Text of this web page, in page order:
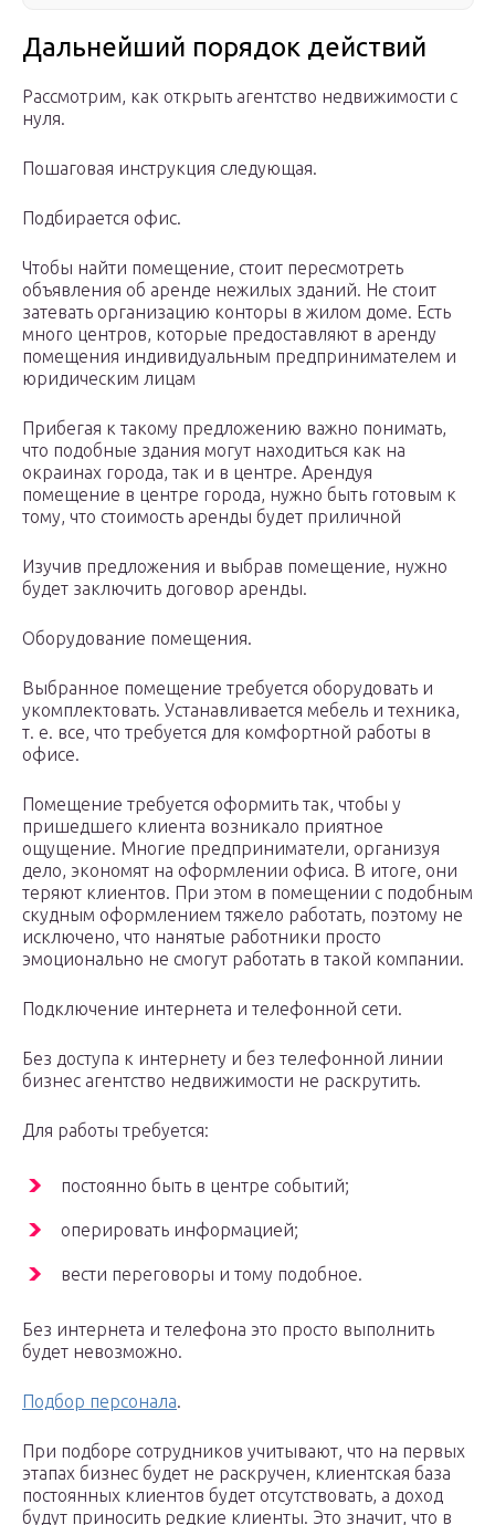
Дальнейший порядок действий
Рассмотрим, как открыть агентство недвижимости с
нуля.
Пошаговая инструкция следующая.
Подбирается офис.
Чтобы найти помещение, стоит пересмотреть
объявления об аренде нежилых зданий. Не стоит
затевать организацию конторы в жилом доме. Есть
много центров, которые предоставляют в аренду
помещения индивидуальным предпринимателем и
юридическим лицам
Прибегая к такому предложению важно понимать,
что подобные здания могут находиться как на
окраинах города, так и в центре. Арендуя
помещение в центре города, нужно быть готовым к
тому, что стоимость аренды будет приличной
Изучив предложения и выбрав помещение, нужно
будет заключить договор аренды.
Оборудование помещения.
Выбранное помещение требуется оборудовать и
укомплектовать. Устанавливается мебель и техника,
т. е. все, что требуется для комфортной работы в
офисе.
Помещение требуется оформить так, чтобы у
пришедшего клиента возникало приятное
ощущение. Многие предприниматели, организуя
дело, экономят на оформлении офиса. В итоге, они
теряют клиентов. При этом в помещении с подобным
скудным оформлением тяжело работать, поэтому не
исключено, что нанятые работники просто
эмоционально не смогут работать в такой компании.
Подключение интернета и телефонной сети.
Без доступа к интернету и без телефонной линии
бизнес агентство недвижимости не раскрутить.
Для работы требуется:
постоянно быть в центре событий;
оперировать информацией;
вести переговоры и тому подобное.
Без интернета и телефона это просто выполнить
будет невозможно.
Подбор персонала.
При подборе сотрудников учитывают, что на первых
этапах бизнес будет не раскручен, клиентская база
постоянных клиентов будет отсутствовать, а доход
будут приносить редкие клиенты. Это значит, что в